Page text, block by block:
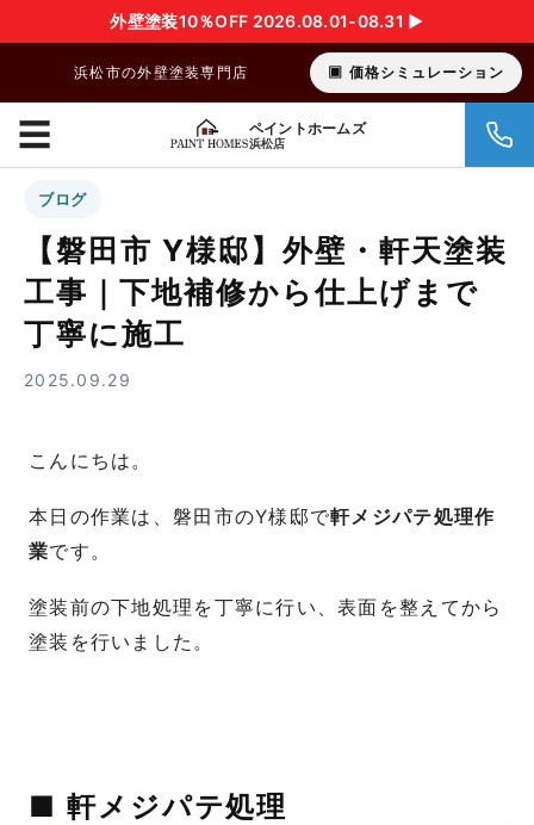
外壁塗装10％OFF 2026.08.01-08.31 ▶︎
浜松市の外壁塗装専門店 価格シミュレーション
ペイントホームズ
浜松店
☰
ブログ
【磐田市 Y様邸】外壁・軒天塗装
工事｜下地補修から仕上げまで
丁寧に施工
2025.09.29
こんにちは。
本日の作業は、 磐田市のY様邸で軒メジパテ処理作
業です。
塗装前の下地処理を丁寧に行い、表面を整えてから
塗装を行いました。
■ 軒メジパテ処理